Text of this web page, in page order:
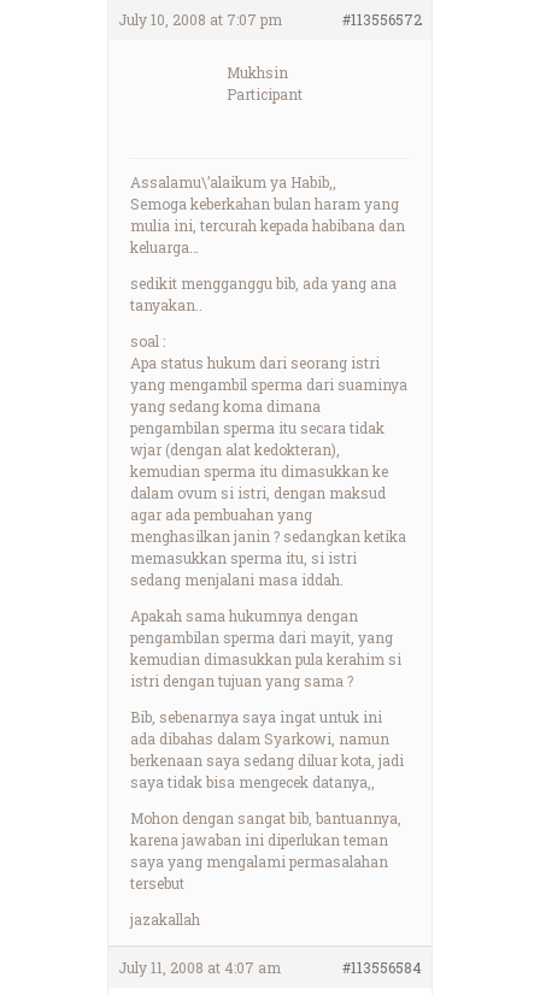
July 10, 2008 at 7:07 pm #113556572
Mukhsin
Participant
Assalamu\’alaikum ya Habib,,
Semoga keberkahan bulan haram yang
mulia ini, tercurah kepada habibana dan
keluarga…
sedikit mengganggu bib, ada yang ana
tanyakan..
soal :
Apa status hukum dari seorang istri
yang mengambil sperma dari suaminya
yang sedang koma dimana
pengambilan sperma itu secara tidak
wjar (dengan alat kedokteran),
kemudian sperma itu dimasukkan ke
dalam ovum si istri, dengan maksud
agar ada pembuahan yang
menghasilkan janin ? sedangkan ketika
memasukkan sperma itu, si istri
sedang menjalani masa iddah.
Apakah sama hukumnya dengan
pengambilan sperma dari mayit, yang
kemudian dimasukkan pula kerahim si
istri dengan tujuan yang sama ?
Bib, sebenarnya saya ingat untuk ini
ada dibahas dalam Syarkowi, namun
berkenaan saya sedang diluar kota, jadi
saya tidak bisa mengecek datanya,,
Mohon dengan sangat bib, bantuannya,
karena jawaban ini diperlukan teman
saya yang mengalami permasalahan
tersebut
jazakallah
July 11, 2008 at 4:07 am #113556584